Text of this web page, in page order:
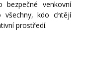
venkovní
kdo chtějí
prostředí.